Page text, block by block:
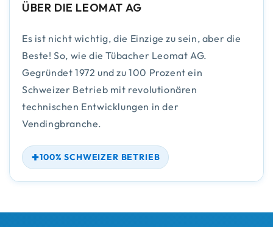
ÜBER DIE LEOMAT AG
Es ist nicht wichtig, die Einzige zu sein, aber die
Beste! So, wie die Tübacher Leomat AG.
Gegründet 1972 und zu 100 Prozent ein
Schweizer Betrieb mit revolutionären
technischen Entwicklungen in der
Vendingbranche.
100% SCHWEIZER BETRIEB